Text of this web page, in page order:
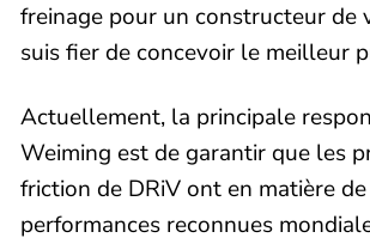
freinage pour un constructeur de
suis fier de concevoir le meilleur
Actuellement, la principale
Weiming est de garantir que les
friction de DRiV ont en matière
performances reconnues